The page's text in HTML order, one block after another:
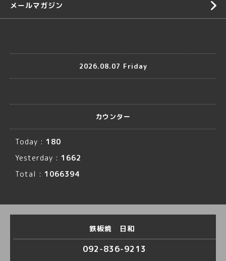
メールマガジン
2026.08.07 Friday
カウンター
Today : 180
Yesterday : 1662
Total : 1066394
鉄板焼 日和
092-836-9213